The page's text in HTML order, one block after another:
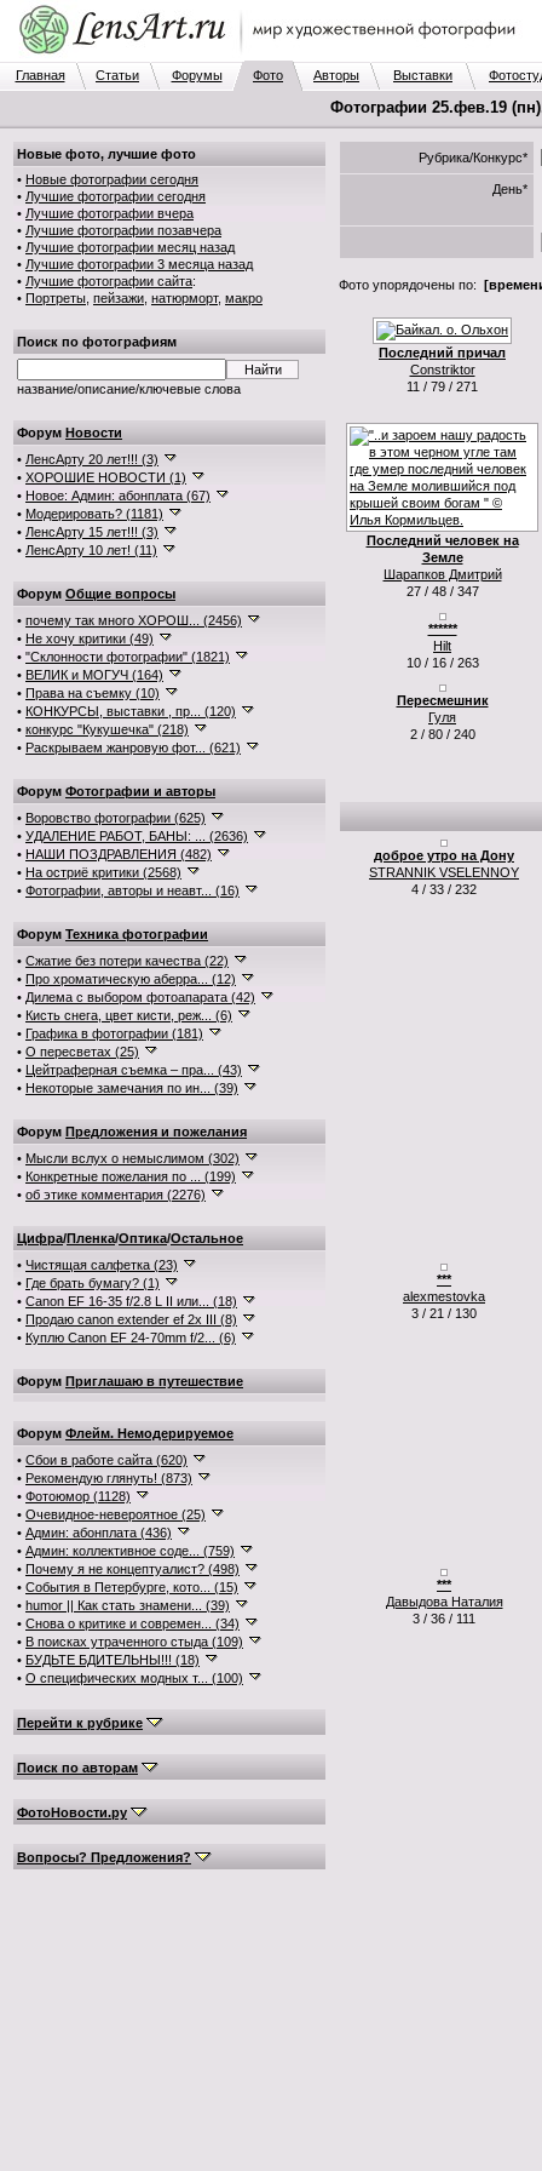
Главная Статьи Форумы Фото Авторы Выставки
Фотографии 25.фев.19
Новые фото, лучшие фото
• Новые фотографии сегодня
• Лучшие фотографии сегодня
• Лучшие фотографии вчера
• Лучшие фотографии позавчера
• Лучшие фотографии месяц назад
• Лучшие фотографии 3 месяца назад
• Лучшие фотографии сайта:
• Портреты пейзажи натюрморт, макро
Поиск по фотографиям
название/описание/ключевые слова
Форум Новости
• ЛенсАрту 20 лет!!! (3)
• ХОРОШИЕ НОВОСТИ (1)
• Новое: Админ: абонплата (67)
• Модерировать? (1181)
• ЛенсАрту 15 лет!!! (3)
• ЛенсАрту 10 лет! (11)
Форум Общие вопросы
• почему так много ХОРОШ... (2456)
• Не хочу критики (49)
• "Склонности фотографии" (1821)
• ВЕЛИК и МОГУЧ (164)
• Права на съемку (10)
• КОНКУРСЫ, выставки , пр... (120)
• конкурс "Кукушечка" (218)
• Раскрываем жанровую фот... (621)
Форум Фотографии и авторы
• Воровство фотографии (625)
• УДАЛЕНИЕ РАБОТ, БАНЫ: ... (2636)
• НАШИ ПОЗДРАВЛЕНИЯ (482)
• На остриё критики (2568)
• Фотографии, авторы и неавт... (16)
Форум Техника фотографии
• Сжатие без потери качества (22)
• Про хроматическую аберра... (12)
• Дилема с выбором фотоапарата (42)
• Кисть снега, цвет кисти, реж... (6)
• Графика в фотографии (181)
• О пересветах (25)
• Цейтраферная съемка – пра... (43)
• Некоторые замечания по ин... (39)
Форум Предложения и пожелания
• Мысли вслух о немыслимом (302)
• Конкретные пожелания по ... (199)
• об этике комментария (2276)
Цифра/Пленка/Оптика/Остальное
• Чистящая салфетка (23)
• Где брать бумагу? (1)
• Canon EF 16-35 f/2.8 L II или... (18)
• Продаю canon extender ef 2x III (8)
• Куплю Canon EF 24-70mm f/2... (6)
Форум Приглашаю в путешествие
Форум Флейм. Немодерируемое
• Сбои в работе сайта (620)
• Рекомендую глянуть! (873)
• Фотоюмор (1128)
• Очевидное-невероятное (25)
• Админ: абонплата (436)
• Админ: коллективное соде... (759)
• Почему я не концептуалист? (498)
• События в Петербурге, кото... (15)
• humor || Как стать знамени... (39)
• Снова о критике и современ... (34)
• В поисках утраченного стыда (109)
• БУДЬТЕ БДИТЕЛЬНЫ!!! (18)
• О специфических модных т... (100)
Перейти к рубрике
Поиск по авторам
ФотоНовости.ру
Вопросы? Предложения?
Рубрика/Конкурс*
День*
Фото упорядочены по:
Последний причал
Constriktor
11 / 79 / 271
Последний человек на
Земле
Шарапков Дмитрий
27 / 48 / 347
******
Hilt
10 / 16 / 263
Пересмешник
Гуля
2 / 80 / 240
доброе утро на Дону
STRANNIK VSELENNOY
4 / 33 / 232
***
alexmestovka
3 / 21 / 130
***
Давыдова Наталия
3 / 36 / 111